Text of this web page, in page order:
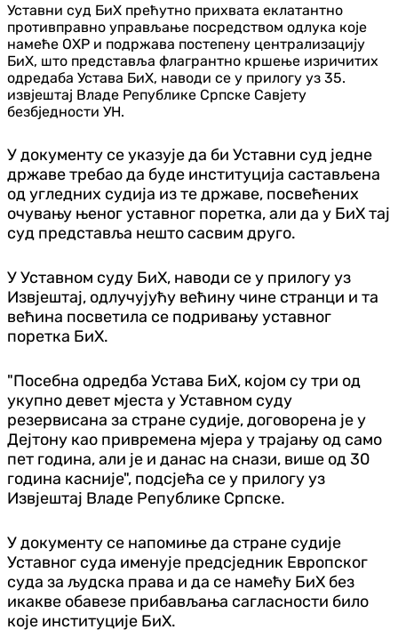
Уставни суд БиХ прећутно прихвата еклатантно
противправно управљање посредством одлука које
намеће ОХР и подржава постепену централизацију
БиХ, што представља флагрантно кршење изричитих
одредаба Устава БиХ, наводи се у прилогу уз 35.
извјештај Владе Републике Српске Савјету
безбједности УН.
У документу се указује да би Уставни суд једне
државе требао да буде институција састављена
од угледних судија из те државе, посвећених
очувању њеног уставног поретка, али да у БиХ тај
суд представља нешто сасвим друго.
У Уставном суду БиХ, наводи се у прилогу уз
Извјештај, одлучујућу већину чине странци и та
већина посветила се подривању уставног
поретка БиХ.
"Посебна одредба Устава БиХ, којом су три од
укупно девет мјеста у Уставном суду
резервисана за стране судије, договорена је у
Дејтону као привремена мјера у трајању од само
пет година, али је и данас на снази, више од 30
година касније", подсјећа се у прилогу уз
Извјештај Владе Републике Српске.
У документу се напомиње да стране судије
Уставног суда именује предсједник Европског
суда за људска права и да се намећу БиХ без
икакве обавезе прибављања сагласности било
које институције БиХ.